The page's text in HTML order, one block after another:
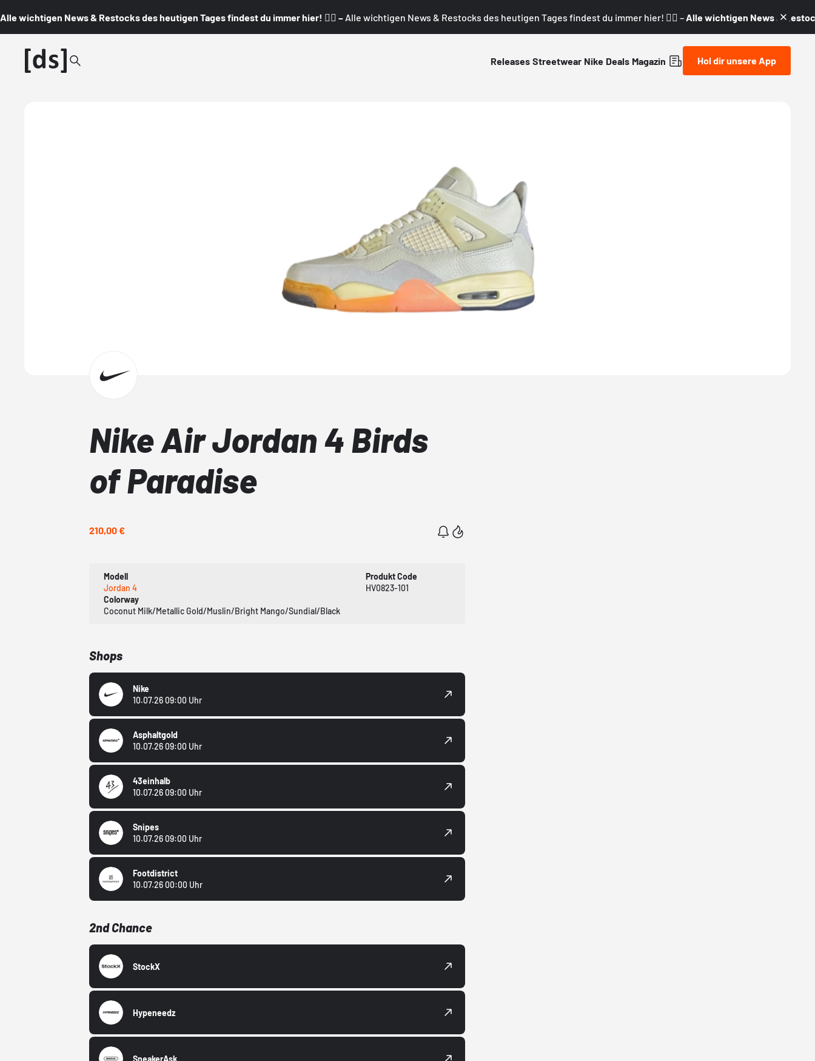
Alle wichtigen News & Restocks des heutigen Tages findest du immer hier! 👇🏼 – Alle wichtigen News & Restocks des heutigen Tages findest du immer hier! 👇🏼 – Alle wichtigen News &
Releases Streetwear Nike Deals Magazin Hol dir unsere App
Nike Air Jordan 4 Birds
of Paradise
210,00 €
Modell
Jordan 4
Produkt Code
HV0823-101
Colorway
Coconut Milk/Metallic Gold/Muslin/Bright Mango/Sundial/Black
Shops
Nike
10.07.26 09:00 Uhr
Asphaltgold
10.07.26 09:00 Uhr
43einhalb
10.07.26 09:00 Uhr
Snipes
10.07.26 09:00 Uhr
Footdistrict
10.07.26 00:00 Uhr
2nd Chance
StockX
Hypeneedz
SneakerAsk